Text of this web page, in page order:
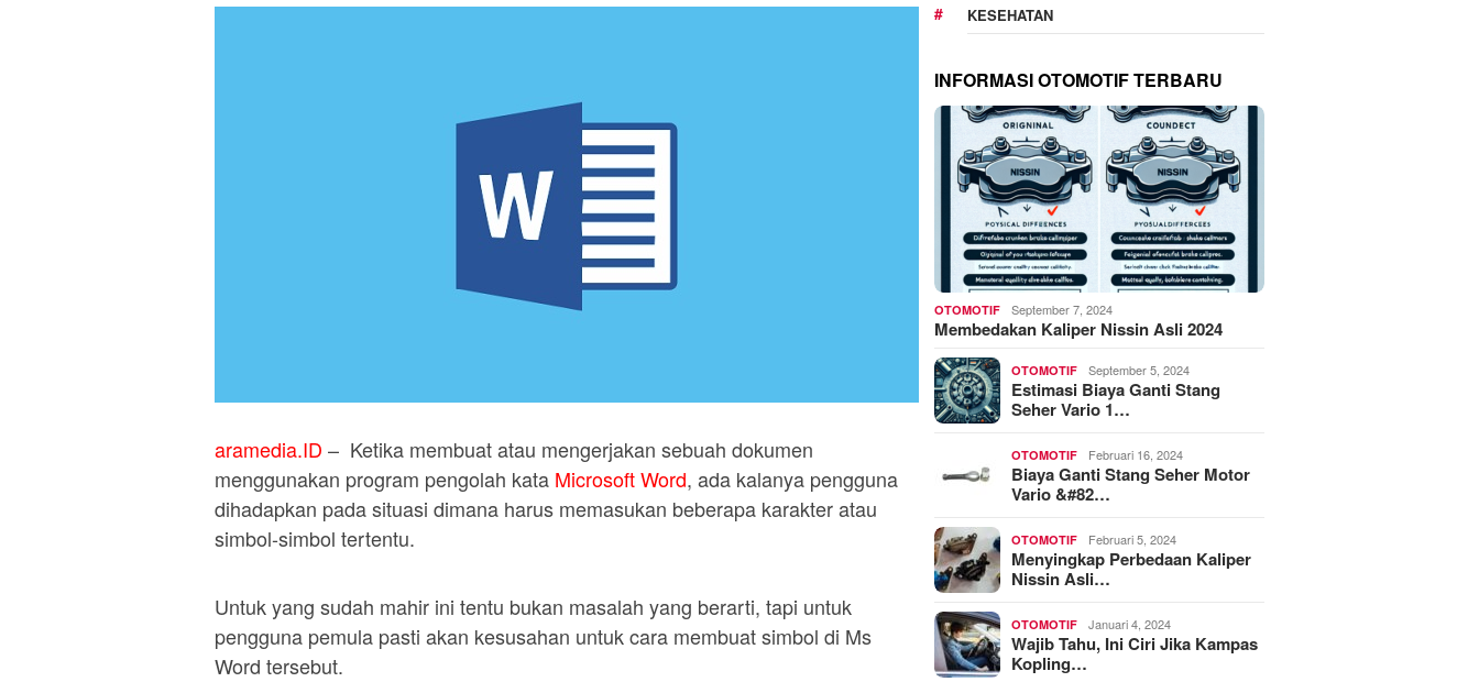
aramedia.ID – Ketika membuat atau mengerjakan sebuah dokumen
menggunakan program pengolah kata Microsoft Word, ada kalanya pengguna
dihadapkan pada situasi dimana harus memasukan beberapa karakter atau
simbol-simbol tertentu.
Untuk yang sudah mahir ini tentu bukan masalah yang berarti, tapi untuk
pengguna pemula pasti akan kesusahan untuk cara membuat simbol di Ms
Word tersebut.
KESEHATAN
INFORMASI OTOMOTIF TERBARU
OTOMOTIF September 7, 2024
Membedakan Kaliper Nissin Asli 2024
OTOMOTIF September 5, 2024
Estimasi Biaya Ganti Stang
Seher Vario 1…
OTOMOTIF Februari 16, 2024
Biaya Ganti Stang Seher Motor
Vario &#82…
OTOMOTIF Februari 5, 2024
Menyingkap Perbedaan Kaliper
Nissin Asli…
OTOMOTIF Januari 4, 2024
Wajib Tahu, Ini Ciri Jika Kampas
Kopling…